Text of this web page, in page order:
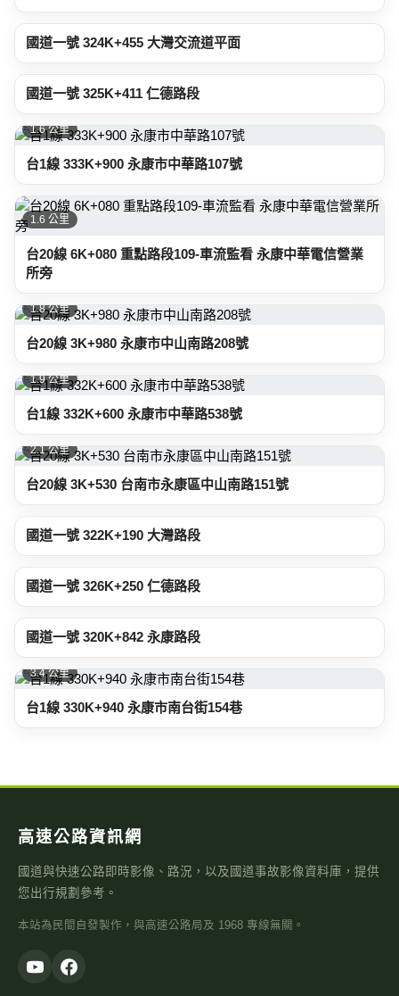
國道一號 324K+455 大灣交流道平面
國道一號 325K+411 仁德路段
1.6 公里
台1線 333K+900 永康市中華路107號
1.6 公里
台20線 6K+080 重點路段109-車流監看 永康中華電信營業
所旁
1.8 公里
台20線 3K+980 永康市中山南路208號
1.9 公里
台1線 332K+600 永康市中華路538號
2.1 公里
台20線 3K+530 台南市永康區中山南路151號
國道一號 322K+190 大灣路段
國道一號 326K+250 仁德路段
國道一號 320K+842 永康路段
3.4 公里
台1線 330K+940 永康市南台街154巷
高速公路資訊網
國道與快速公路即時影像、路況，以及國道事故影像資料庫，提供
您出行規劃參考。
本站為民間自發製作，與高速公路局及 1968 專線無關。